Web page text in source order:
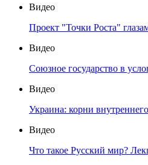
Видео
Проект "Точки Роста"
Видео
Союзное государство в
Видео
Украина: корни
Видео
Что такое Русский мир?